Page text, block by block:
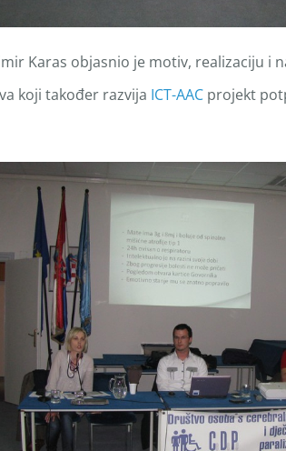
Karas objasnio je motiv, realizaciju i
koji također razvija ICT-AAC projekt